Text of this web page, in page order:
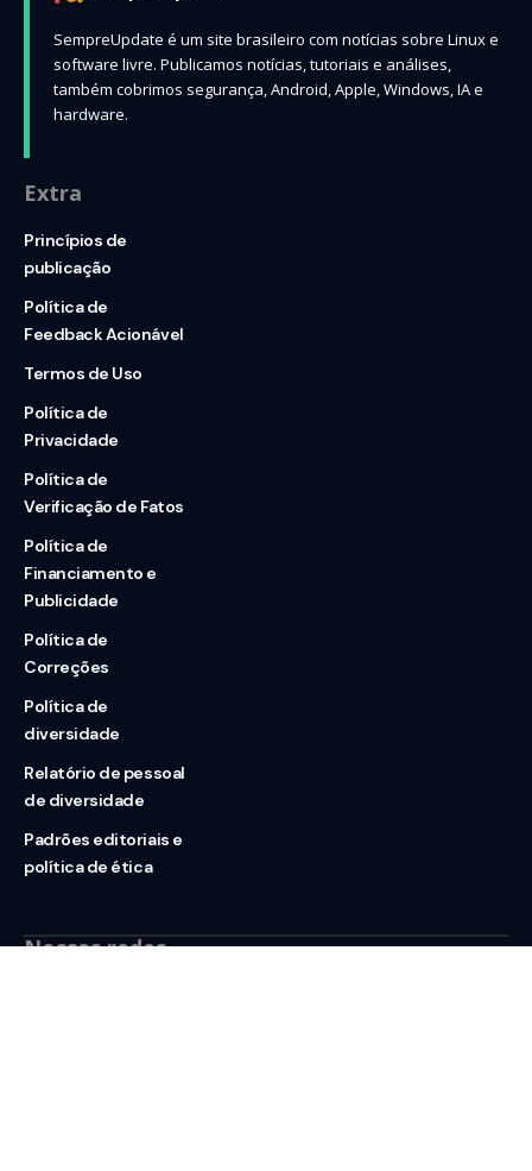
SempreUpdate é um site brasileiro com notícias sobre Linux e
software livre. Publicamos notícias, tutoriais e análises,
também cobrimos segurança, Android, Apple, Windows, IA e
hardware.
Extra
Princípios de
publicação
Política de
Feedback Acionável
Termos de Uso
Política de
Privacidade
Política de
Verificação de Fatos
Política de
Financiamento e
Publicidade
Política de
Correções
Política de
diversidade
Relatório de pessoal
de diversidade
Padrões editoriais e
política de ética
Nossas redes